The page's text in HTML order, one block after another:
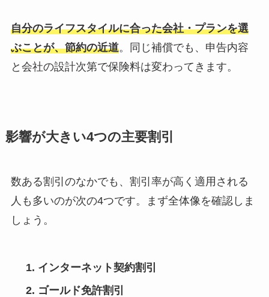
自分のライフスタイルに合った会社・プランを選
ぶことが、節約の近道。同じ補償でも、申告内容
と会社の設計次第で保険料は変わってきます。
影響が大きい4つの主要割引
数ある割引のなかでも、割引率が高く適用される
人も多いのが次の4つです。まず全体像を確認しま
しょう。
インターネット契約割引
ゴールド免許割引